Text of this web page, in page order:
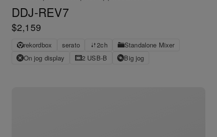
DDJ-REV7
$2,159
rekordbox serato 2ch
Standalone Mixer
On jog display
2 USB-B Big jog